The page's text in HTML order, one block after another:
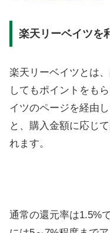
楽天リーベイツを
楽天リーベイツとは
してもポイントをも
イツのページを経由
と、購入金額に応じ
れます。
通常の還元率は1.5%